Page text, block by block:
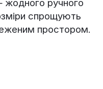
ручного
спрощують
простором.